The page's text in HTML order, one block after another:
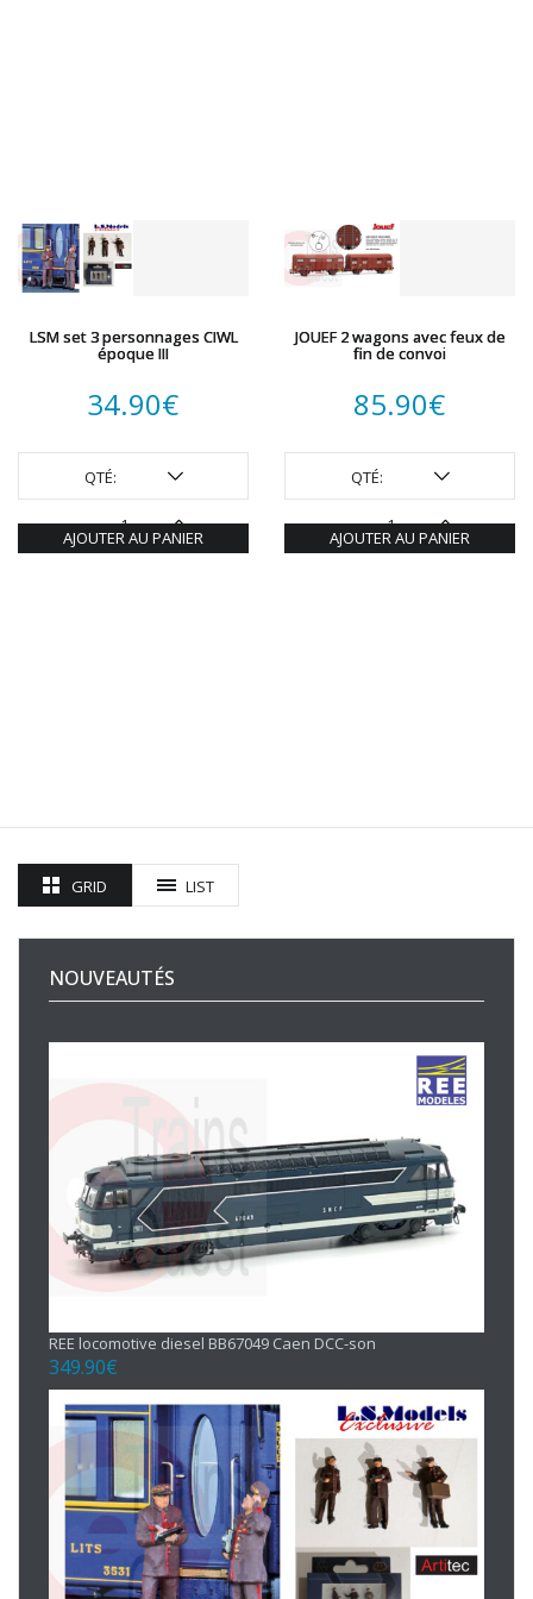
LSM set 3 personnages CIWL
époque III
34.90€
QTÉ:
AJOUTER AU PANIER
JOUEF 2 wagons avec feux de
fin de convoi
85.90€
QTÉ:
AJOUTER AU PANIER
GRID LIST
NOUVEAUTÉS
REE locomotive diesel BB67049 Caen DCC-son
349.90€